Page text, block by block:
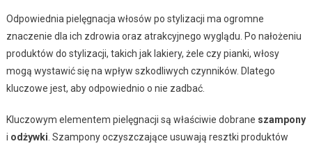
Odpowiednia pielęgnacja włosów po stylizacji ma ogromne
znaczenie dla ich zdrowia oraz atrakcyjnego wyglądu. Po nałożeniu
produktów do stylizacji, takich jak lakiery, żele czy pianki, włosy
mogą wystawić się na wpływ szkodliwych czynników. Dlatego
kluczowe jest, aby odpowiednio o nie zadbać.
Kluczowym elementem pielęgnacji są właściwie dobrane szampony
i odżywki . Szampony oczyszczające usuwają resztki produktów